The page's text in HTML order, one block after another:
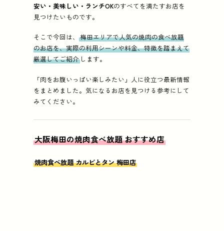
安い・美味しい・ランチOKのすべてを満たすお店を
見つけたいものです。
そこで今回は、梅田エリアで人気の焼肉の食べ放題
のお店を、実際の利用シーンや料金、特徴を踏まえて
厳選してご紹介 します。
「肉をお腹いっぱい楽しみたい」人に役立つ最新情報
をまとめました。気になるお店を見つける参考にして
みてください。
大阪梅田の焼肉食べ放題 おすすめ店
焼肉食べ放題 カルビとタン 梅田店